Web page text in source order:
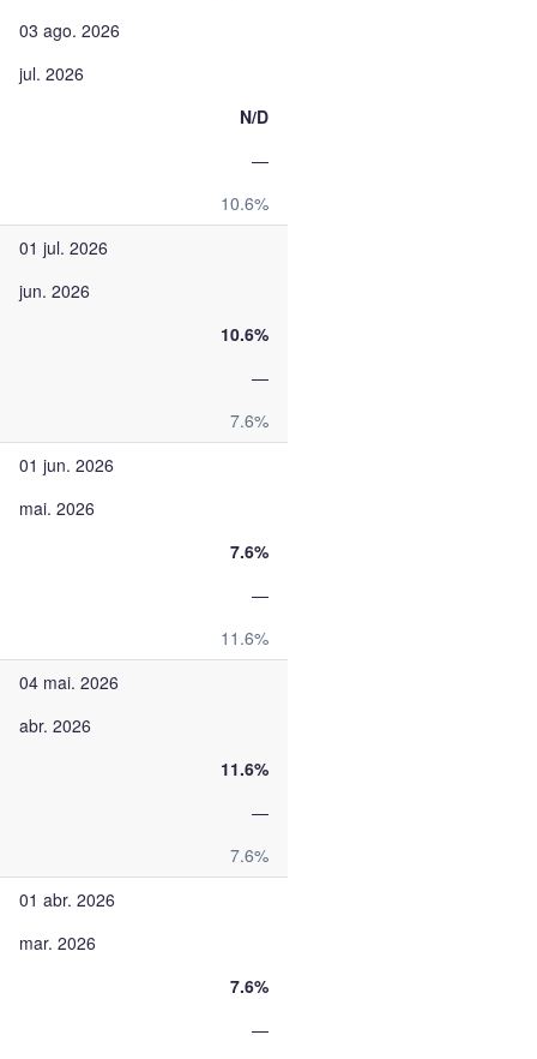
03 ago. 2026
jul. 2026
N/D
—
10.6%
01 jul. 2026
jun. 2026
10.6%
—
7.6%
01 jun. 2026
mai. 2026
7.6%
—
11.6%
04 mai. 2026
abr. 2026
11.6%
—
7.6%
01 abr. 2026
mar. 2026
7.6%
—